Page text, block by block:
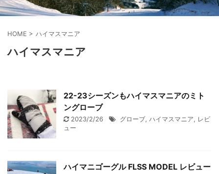
HOME > ハイマスマニア
ハイマスマニア
22-23シーズンもハイマスマニアのミト
ングローブ
2023/2/26 グローブ, ハイマスマニア, レビ
ュー
ハイマニゴーグル FLSS MODEL レビュー